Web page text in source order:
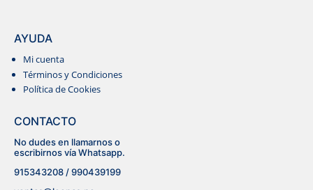
BLUSAS
AYUDA
Mi cuenta
Términos y Condiciones
Política de Cookies
CONTACTO
No dudes en llamarnos o
escribirnos vía Whatsapp.
915343208 / 990439199